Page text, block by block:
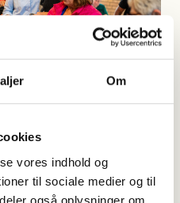
Om
vores indhold og
til sociale medier og til
også oplysninger om